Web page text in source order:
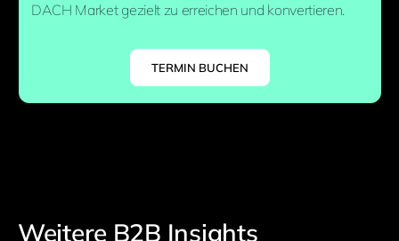
DACH Market gezielt zu erreichen und konvertieren.
TERMIN BUCHEN
Weitere B2B Insights